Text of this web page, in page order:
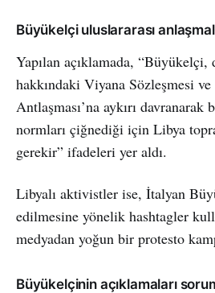
Büyükelçi uluslararası
Yapılan açıklamada,
hakkındaki Viyana Sözleşmesi
Antlaşması’na aykırı
normları çiğnediği için Libya
gerekir” ifadeleri yer aldı.
Libyalı aktivistler ise, İtalyan
edilmesine yönelik hashtagler
medyadan yoğun bir protesto
Büyükelçinin açıklamaları